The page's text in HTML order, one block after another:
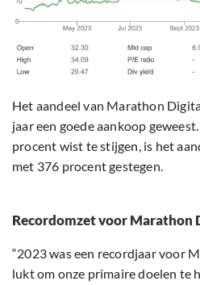
Het aandeel van Marathon
jaar een goede aankoop
procent wist te stijgen, is het
met 376 procent gestegen.
Recordomzet voor Marathon
“2023 was een recordjaar voor
lukt om onze primaire doelen te